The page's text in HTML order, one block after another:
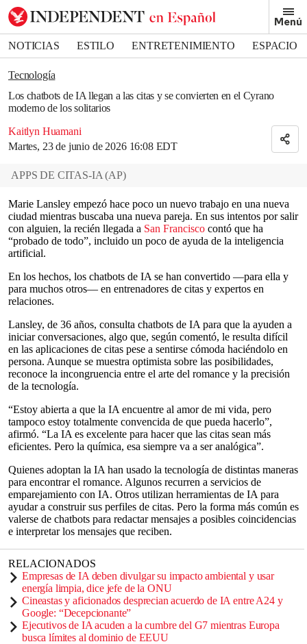
Menú
NOTICIAS ESTILO ENTRETENIMIENTO
ESPACIO
DEPORTES
Tecnología
Los chatbots de IA llegan a las citas y se convierten en el Cyrano
moderno de los solitarios
Kaitlyn Huamani
Martes, 23 de junio de 2026 16:08 EDT
Bookmark popover
Removed from bookmarks
Close popover
APPS DE CITAS-IA (AP)
Marie Lansley empezó hace poco un nuevo trabajo en una nueva
ciudad mientras buscaba una nueva pareja. En sus intentos por salir
con alguien, la recién llegada a San Francisco contó que ha
“probado de todo”, incluido un poco de ayuda de la inteligencia
artificial.
En los hechos, los chatbots de IA se han convertido —para ella y
para muchos otros— en entrenadores de citas y expertos en
relaciones.
Lansley, de 36 años, consulta chatbots de IA para que la ayuden a
iniciar conversaciones, algo que, según comentó, le resulta difícil
en las aplicaciones de citas pese a sentirse cómoda haciéndolo en
persona. Aunque se muestra optimista sobre las posibilidades,
reconoce la incongruencia entre el arte del romance y la precisión
de la tecnología.
“Estoy abierta a que la IA encuentre al amor de mi vida, pero
tampoco estoy totalmente convencida de que pueda hacerlo”,
afirmó. “La IA es excelente para hacer que las citas sean más
eficientes. Pero la química, esa siempre va a ser analógica”.
Quienes adoptan la IA han usado la tecnología de distintas maneras
para encontrar el romance. Algunos recurren a servicios de
emparejamiento con IA. Otros utilizan herramientas de IA para
ayudar a construir sus perfiles de citas. Pero la forma más común es
valerse de chatbots para redactar mensajes a posibles coincidencias
e interpretar los mensajes que reciben.
RELACIONADOS
Empresas de IA deben divulgar su impacto ambiental y usar
energía limpia, dice jefe de la ONU
Cineastas y aficionados desprecian acuerdo de IA entre A24 y
Google: “Decepcionante”
Ejecutivos de IA acuden a la cumbre del G7 mientras Europa
busca límites al dominio de EEUU